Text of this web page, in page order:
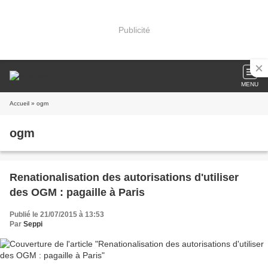
Publicité
MENU
Accueil » ogm
ogm
Renationalisation des autorisations d'utiliser
des OGM : pagaille à Paris
Publié le 21/07/2015 à 13:53
Par Seppi